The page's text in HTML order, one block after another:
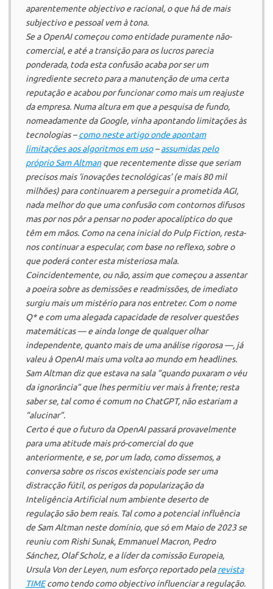
aparentemente objectivo e racional, o que há de mais
subjectivo e pessoal vem à tona.
Se aOpenAIcomeçou como entidade puramente não-
comercial, e até a transição para os lucros parecia
ponderada, toda esta confusão acaba por ser um
ingrediente secreto para a manutenção de uma certa
reputação e acabou por funcionar como mais um reajuste
da empresa. Numa altura em que a pesquisa de fundo,
nomeadamente daGoogle, vinha apontando limitações às
tecnologias –como neste artigo onde apontam
limitações aos algoritmos em uso–assumidas pelo
próprio Sam Altmanque recentemente disse que seriam
precisos mais ‘inovações tecnológicas’ (e mais 80 mil
milhões) para continuarem a perseguir a prometida AGI,
nada melhor do que uma confusão com contornos difusos
mas por nos pôr a pensar no poder apocalíptico do que
têm em mãos. Como na cena inicial doPulp Fiction, resta-
nos continuar a especular, com base no reflexo, sobre o
que poderá conter esta misteriosa mala.
Coincidentemente, ou não, assim que começou a assentar
a poeira sobre as demissões e readmissões, de imediato
surgiu mais um mistério para nos entreter. Com o nome
Q* e com uma alegada capacidade de resolver questões
matemáticas — e ainda longe de qualquer olhar
independente, quanto mais de uma análise rigorosa —, já
valeu àOpenAImais uma volta ao mundo emheadlines.
Sam Altman diz que estava na sala “quando puxaram o véu
da ignorância” que lhes permitiu ver mais à frente; resta
saber se, tal como é comum no ChatGPT, não estariam a
“alucinar”.
Certo é que o futuro daOpenAIpassará provavelmente
para uma atitude mais pró-comercial do que
anteriormente, e se, por um lado, como dissemos, a
conversa sobre os riscos existenciais pode ser uma
distracção fútil, os perigos da popularização da
Inteligência Artificial num ambiente deserto de
regulação são bem reais. Tal como a potencial influência
de Sam Altman neste domínio, que só em Maio de 2023 se
reuniu com Rishi Sunak, Emmanuel Macron, Pedro
Sánchez, Olaf Scholz, e a líder da comissão Europeia,
Ursula Von der Leyen, num esforço reportado pelarevista
TIMEcomo tendo como objectivo influenciar a regulação.